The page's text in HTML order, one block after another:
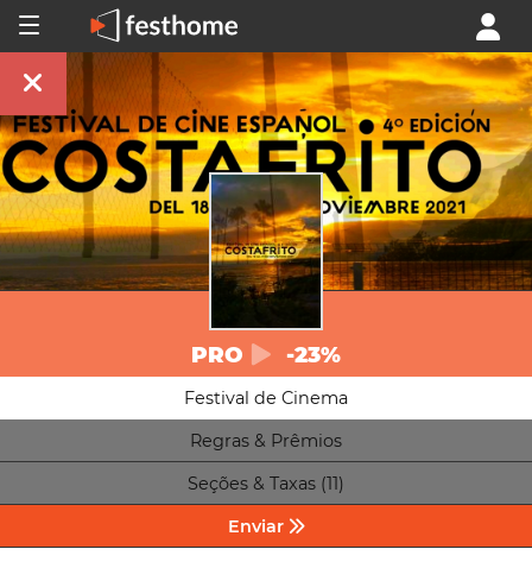
PRO -23%
Festival de Cinema
Regras & Prêmios
Seções & Taxas (11)
Enviar